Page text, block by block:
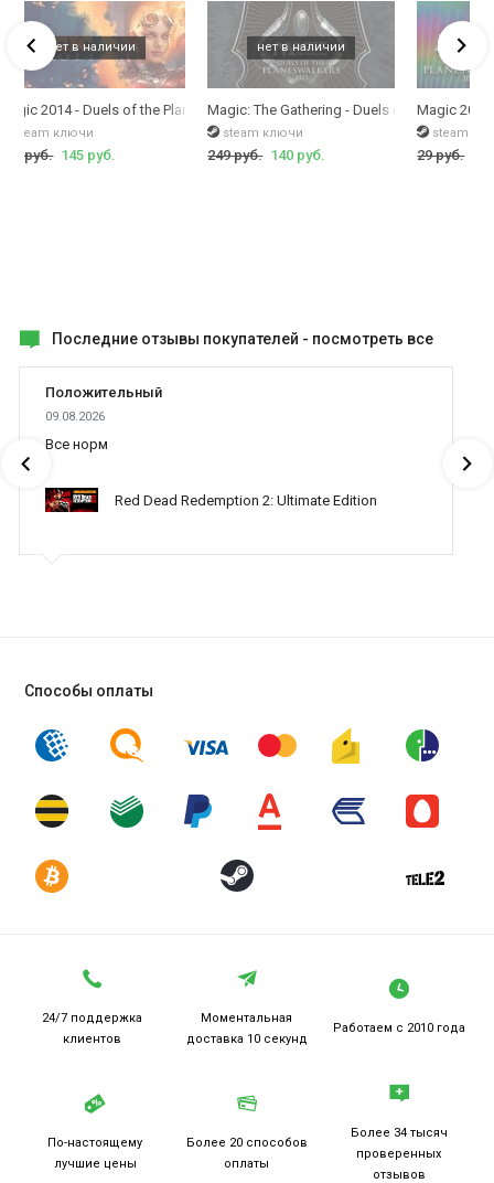
2014 - Duels of the Planeswalkers
steam ключи
руб. 145 руб.
Magic: The Gathering - Duels of the
steam ключи
249 руб. 140 руб.
Magic 2013
steam
29 руб.
Последние отзывы покупателей - посмотреть все
Положительный
09.08.2026
Все норм
Red Dead Redemption 2: Ultimate Edition
Способы оплаты
24/7 поддержка
клиентов
Моментальная
доставка 10 секунд
Работаем с 2010 года
По-настоящему
лучшие цены
Более 20 способов
оплаты
Более 34 тысяч
проверенных
отзывов